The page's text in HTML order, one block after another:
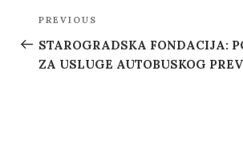
Post
navigation
Previous
Post
PREVIOUS
STAROGRADSKA FONDACIJA:
ZA USLUGE AUTOBUSKOG